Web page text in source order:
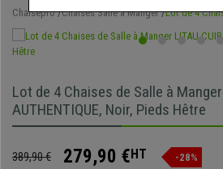
Chaisepro Chaises Salle à Manger Lot de 4
Lot de 4 Chaises de Salle à Manger
AUTHENTIQUE, Noir, Pieds Hêtre
389,90 € 279,90 €HT -28%